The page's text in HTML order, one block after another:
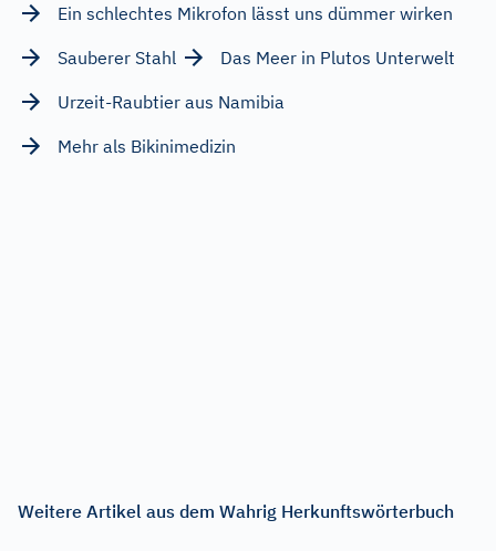
Ein schlechtes Mikrofon lässt uns dümmer wirken
Sauberer Stahl
Das Meer in Plutos Unterwelt
Urzeit-Raubtier aus Namibia
Mehr als Bikinimedizin
Weitere Artikel aus dem Wahrig Herkunftswörterbuch